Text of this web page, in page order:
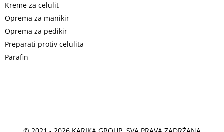
Kreme za celulit
Oprema za manikir
Oprema za pedikir
Preparati protiv celulita
Parafin